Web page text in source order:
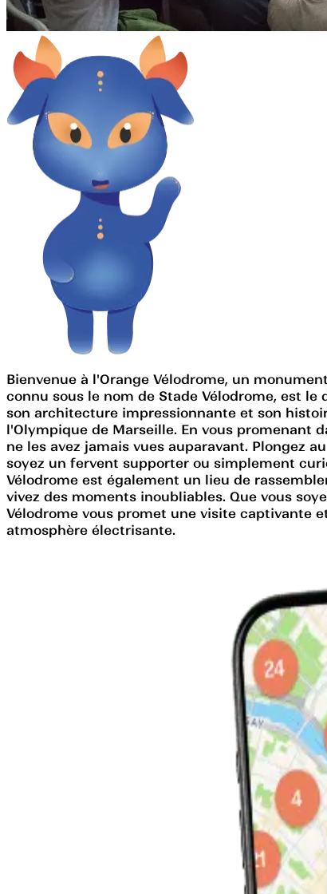
Bienvenue à l'Orange Vélodrome, un
connu sous le nom de Stade Vélodrome, est
son architecture impressionnante et son
l'Olympique de Marseille. En vous promenant
ne les avez jamais vues auparavant. Plongez
soyez un fervent supporter ou simplement
Vélodrome est également un lieu de
vivez des moments inoubliables. Que vous
Vélodrome vous promet une visite captivante
atmosphère électrisante.